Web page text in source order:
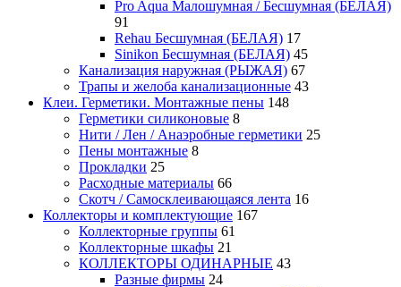
Pro Aqua Малошумная / Бесшумная (БЕЛАЯ)
91
Rehau Бесшумная (БЕЛАЯ) 17
Sinikon Бесшумная (БЕЛАЯ) 45
Канализация наружная (РЫЖАЯ) 67
Трапы и желоба канализационные 43
Клеи. Герметики. Монтажные пены 148
Герметики силиконовые 8
Нити / Лен / Анаэробные герметики 25
Пены монтажные 8
Прокладки 25
Расходные материалы 66
Скотч / Самосклеивающаяся лента 16
Коллекторы и комплектующие 167
Коллекторные группы 61
Коллекторные шкафы 21
КОЛЛЕКТОРЫ ОДИНАРНЫЕ 43
Разные фирмы 24